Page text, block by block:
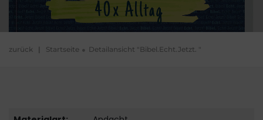
zurück | Startseite Detailansicht "Bibel.Echt.Jetzt. "